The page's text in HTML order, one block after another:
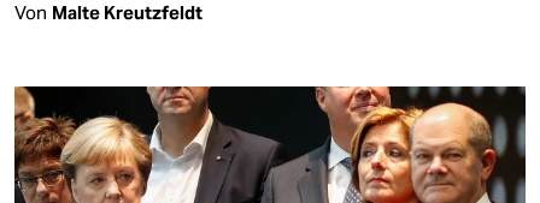
Von Malte Kreutzfeldt